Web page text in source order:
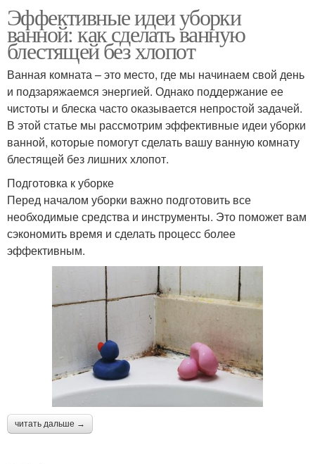
Эффективные идеи уборки
ванной: как сделать ванную
блестящей без хлопот
Ванная комната – это место, где мы начинаем свой день
и подзаряжаемся энергией. Однако поддержание ее
чистоты и блеска часто оказывается непростой задачей.
В этой статье мы рассмотрим эффективные идеи уборки
ванной, которые помогут сделать вашу ванную комнату
блестящей без лишних хлопот.
Подготовка к уборке
Перед началом уборки важно подготовить все
необходимые средства и инструменты. Это поможет вам
сэкономить время и сделать процесс более
эффективным.
читать дальше →